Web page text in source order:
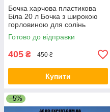
Бочка харчова пластикова
Біла 20 л Бочка з широкою
горловиною для солінь
Харчова бочка для меду
Готово до відправки
405 ₴ 450 ₴
Купити
–5%